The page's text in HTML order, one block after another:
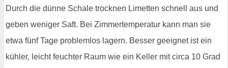
Durch die dünne Schale trocknen Limetten schnell aus und
geben weniger Saft. Bei Zimmertemperatur kann man sie
etwa fünf Tage problemlos lagern. Besser geeignet ist ein
kühler, leicht feuchter Raum wie ein Keller mit circa 10 Grad